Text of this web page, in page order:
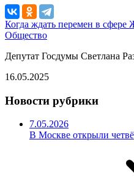
Когда ждать перемен в
Общество
Депутат Госдумы Светлана
16.05.2025
Новости рубрики
7.05.2026
В Москве открыли